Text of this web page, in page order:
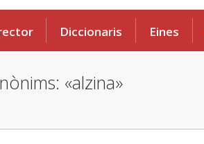
Diccionaris Eines
«alzina»